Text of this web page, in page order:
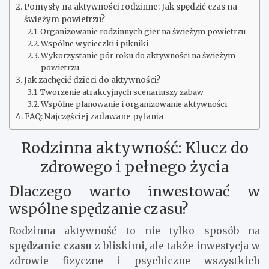
Pomysły na aktywności rodzinne: Jak spędzić czas na
świeżym powietrzu?
Organizowanie rodzinnych gier na świeżym powietrzu
Wspólne wycieczki i pikniki
Wykorzystanie pór roku do aktywności na świeżym
powietrzu
Jak zachęcić dzieci do aktywności?
Tworzenie atrakcyjnych scenariuszy zabaw
Wspólne planowanie i organizowanie aktywności
FAQ: Najczęściej zadawane pytania
Rodzinna aktywność: Klucz do
zdrowego i pełnego życia
Dlaczego warto inwestować w
wspólne spędzanie czasu?
Rodzinna aktywność to nie tylko sposób na
spędzanie czasuz bliskimi, ale także inwestycja w
zdrowie fizyczne i psychiczne wszystkich